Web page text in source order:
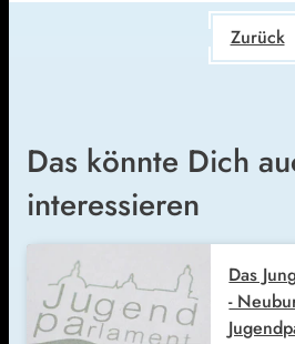
Zurück
Das könnte Dich
interessieren
Das
-